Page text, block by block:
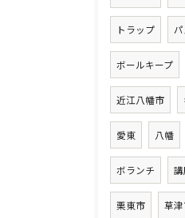
トラップ
ボールキープ
近江八幡市
愛東 八幡
ボランチ
栗東市 草